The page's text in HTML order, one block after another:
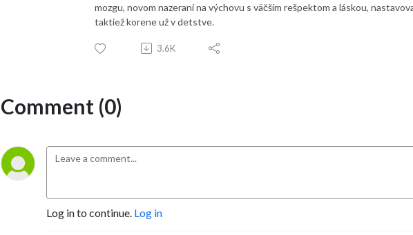
mozgu, novom nazeraní na výchovu s väčším rešpektom a láskou,
taktiež korene už v detstve.
3.6K
Comment (0)
Log in to continue. Log in